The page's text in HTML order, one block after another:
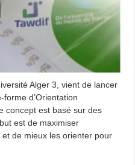
Alger 3, vient de lancer
d’Orientation
concept est basé sur des
est de maximiser
et de mieux les orienter pour